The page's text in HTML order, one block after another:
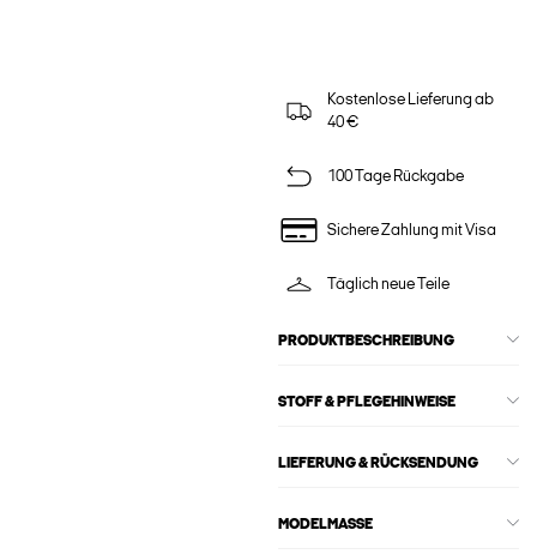
Kostenlose Lieferung ab
40 €
100 Tage Rückgabe
Sichere Zahlung mit Visa
Täglich neue Teile
PRODUKTBESCHREIBUNG
STOFF & PFLEGEHINWEISE
LIEFERUNG & RÜCKSENDUNG
MODELMASSE